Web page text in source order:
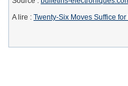
A lire : Twenty-Six Moves Suffice for